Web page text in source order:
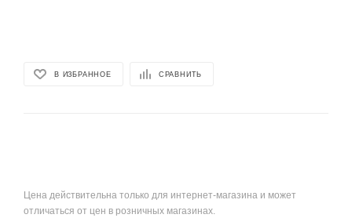
В ИЗБРАННОЕ СРАВНИТЬ
Цена действительна только для интернет-магазина и может
отличаться от цен в розничных магазинах.